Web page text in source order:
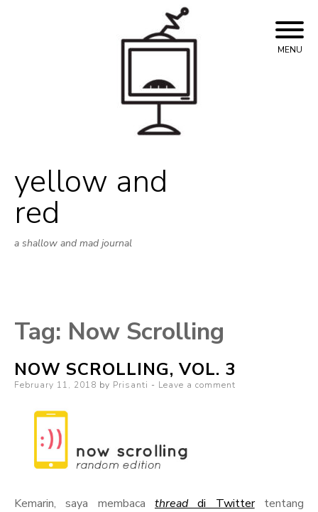
yellow and
red
a shallow and mad journal
MENU
Tag: Now Scrolling
NOW SCROLLING, VOL. 3
Posted
February 11, 2018 by Prisanti Leave a comment
Kemarin, saya membaca threaddi Twittertentang